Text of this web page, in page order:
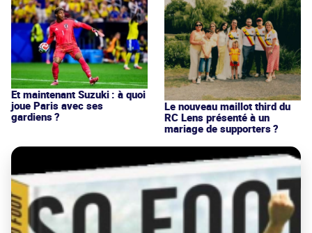
Et maintenant Suzuki : à quoi
joue Paris avec ses
gardiens ?
Le nouveau maillot third du
RC Lens présenté à un
mariage de supporters ?